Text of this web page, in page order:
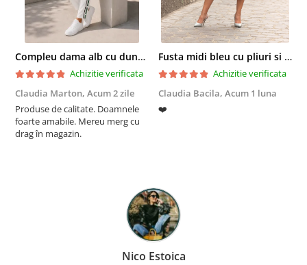
Compleu dama alb cu dungi laterale in nuante de verde si negru
Achizitie verificata
Claudia Marton, Acum 2 zile
Produse de calitate. Doamnele
foarte amabile. Mereu merg cu
drag în magazin.
Fusta midi bleu cu pliuri si buzunare
Achizitie verificata
Claudia Bacila, Acum 1 luna
❤️
Nico Estoica